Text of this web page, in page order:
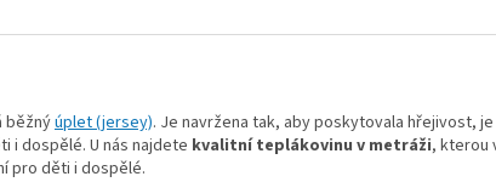
běžnýúplet (jersey). Je navržena tak, aby poskytovala hřejivost,
i dospělé. U nás najdete kvalitní teplákovinu v metráži, kterou
pro děti i dospělé.